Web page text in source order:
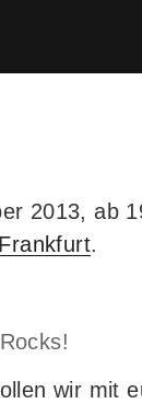
2013, ab
.
wir mit